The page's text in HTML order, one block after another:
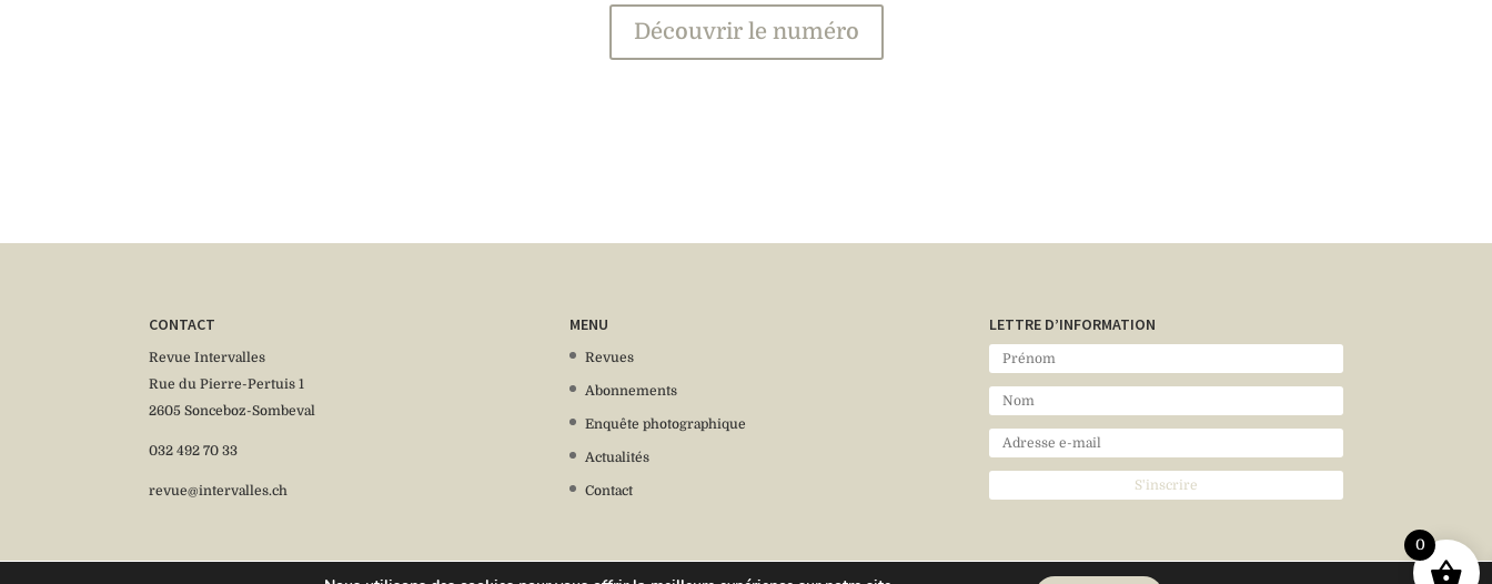
Découvrir le numéro
CONTACT
Revue Intervalles
Rue du Pierre-Pertuis 1
2605 Sonceboz-Sombeval
032 492 70 33
revue@intervalles.ch
MENU
Revues
Abonnements
Enquête photographique
Actualités
Contact
LETTRE D’INFORMATION
0